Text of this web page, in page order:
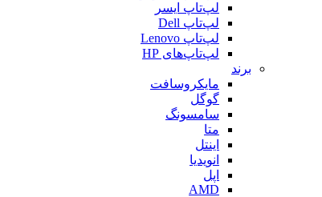
لپ‌تاپ ایسر
لپ‌تاپ Dell
لپ‌تاپ Lenovo
لپ‌تاپ‌های HP
برند
مایکروسافت
گوگل
سامسونگ
متا
اینتل
انویدیا
اپل
AMD